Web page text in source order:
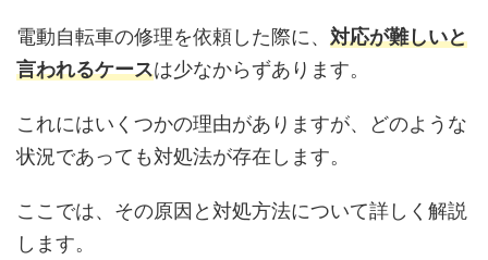
電動自転車の修理を依頼した際に、 対応が難しいと
言われるケースは少なからずあります。
これにはいくつかの理由がありますが、どのような
状況であっても対処法が存在します。
ここでは、その原因と対処方法について詳しく解説
します。